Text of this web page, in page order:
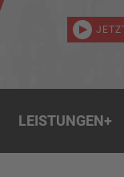
LEISTUNGEN+